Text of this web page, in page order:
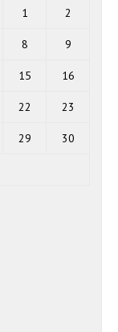
1 2
8 9
15 16
22 23
29 30